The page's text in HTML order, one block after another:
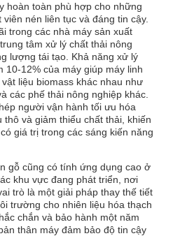
hoàn toàn phù hợp cho những
nén liên tục và đáng tin cậy.
trong các nhà máy sản xuất
tâm xử lý chất thải nông
lượng tái tạo. Khả năng xử lý
10-12% của máy giúp máy linh
liệu biomass khác nhau như
các phế thải nông nghiệp khác.
người vận hành tối ưu hóa
và giảm thiểu chất thải, khiến
giá trị trong các sáng kiến năng
gỗ cũng có tính ứng dụng cao ở
khu vực đang phát triển, nơi
trò là một giải pháp thay thế tiết
trường cho nhiên liệu hóa thạch
chắn và bảo hành một năm
thân máy đảm bảo độ tin cậy